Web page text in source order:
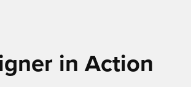
in Action